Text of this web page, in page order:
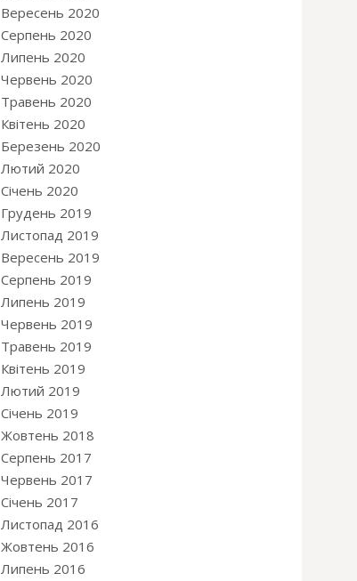
Вересень 2020
Серпень 2020
Липень 2020
Червень 2020
Травень 2020
Квітень 2020
Березень 2020
Лютий 2020
Січень 2020
Грудень 2019
Листопад 2019
Вересень 2019
Серпень 2019
Липень 2019
Червень 2019
Травень 2019
Квітень 2019
Лютий 2019
Січень 2019
Жовтень 2018
Серпень 2017
Червень 2017
Січень 2017
Листопад 2016
Жовтень 2016
Липень 2016